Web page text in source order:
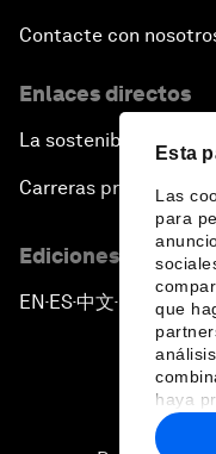
Esta
Las
para
que
haya
hecho
Contacte con
Enlaces directos
La sostenibilidad en el
Carreras profesionales
Ediciones en otros
EN ▪ES▪中文▪ 日本語